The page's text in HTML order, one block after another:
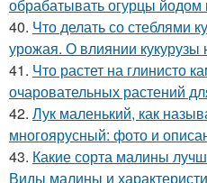
обрабатывать огурцы
40. Что делать со стеблями
урожая. О влиянии
41. Что растет на глинисто
очаровательных растений
42. Лук маленький, как
многоярусный: фото и
43. Какие сорта малины
Виды малины и